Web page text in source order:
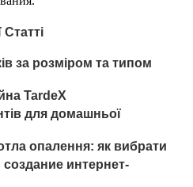
Статті
за розміром та типом
TardeX
для домашньої
опалення: як вибрати
создание интернет-